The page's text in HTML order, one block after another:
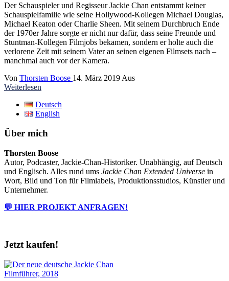
Der Schauspieler und Regisseur Jackie Chan entstammt keiner
Schauspielfamilie wie seine Hollywood-Kollegen Michael Douglas,
Michael Keaton oder Charlie Sheen. Mit seinem Durchbruch Ende
der 1970er Jahre sorgte er nicht nur dafür, dass seine Freunde und
Stuntman-Kollegen Filmjobs bekamen, sondern er holte auch die
verlorene Zeit mit seinem Vater an seinen eigenen Filmsets nach –
manchmal auch vor der Kamera.
Von Thorsten Boose 14. März 2019 Aus
Weiterlesen
Deutsch
English
Über mich
Thorsten Boose
Autor, Podcaster, Jackie-Chan-Historiker. Unabhängig, auf Deutsch
und Englisch. Alles rund ums Jackie Chan Extended Universe in
Wort, Bild und Ton für Filmlabels, Produktionsstudios, Künstler und
Unternehmer.
💬 HIER PROJEKT ANFRAGEN!
Jetzt kaufen!